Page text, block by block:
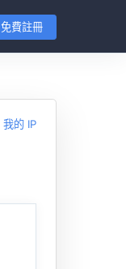
免費註冊
我的 IP